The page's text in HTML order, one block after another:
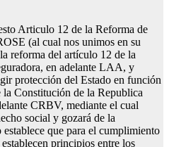
Articulo 12 de la Reforma de
(al cual nos unimos en su
reforma del artículo 12 de la
en adelante LAA, y
protección del Estado en función
Constitución de la Republica
CRBV, mediante el cual
social y gozará de la
que para el cumplimiento
principios entre los